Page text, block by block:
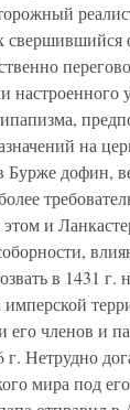
на
Бурже дофин,
и
в 1431
имперской
членов и
г. Нетрудно
мира под